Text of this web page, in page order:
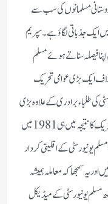
مسلمانوں کی سب سے
ایک جذباتی لگاؤ ہے۔ سپریم
اپنا فیصلہ سناتے ہوئے مسلم
خلاف ایک بڑی عوامی تحریک
کی طلباء برادری کے علاوہ بڑی
تعداد میں اساتذہ اور بہی خواہان ملت شامل تھے۔ اسی تحریک کا نتیجہ میں ہی 1981 میں
یونیورسٹی کے اقلیتی کردار
یہ سمجھا کہ معاملہ ہمیشہ
میں جب علی گڑھ مسلم یونیورسٹی کے میڈیکل